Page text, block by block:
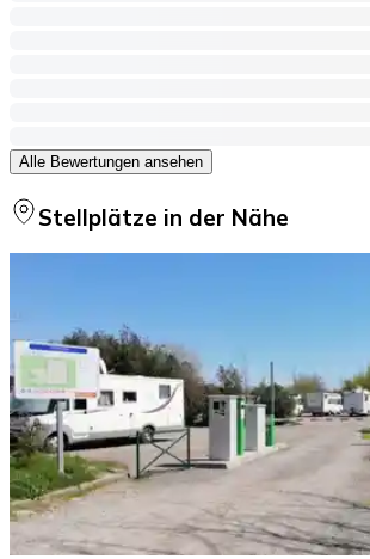
Alle Bewertungen ansehen
Stellplätze in der Nähe